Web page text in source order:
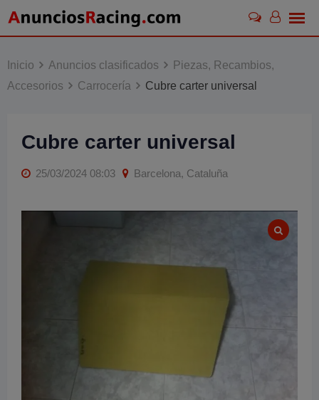
Skip
Inicio
Anuncios clasificados
Piezas, Recambios,
Accesorios
Carrocería Cubre carter universal
Cubre carter universal
25/03/2024 08:03 Barcelona, Cataluña